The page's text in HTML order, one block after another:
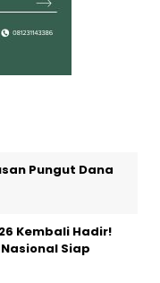
Pungut Dana
Kembali Hadir!
Siap